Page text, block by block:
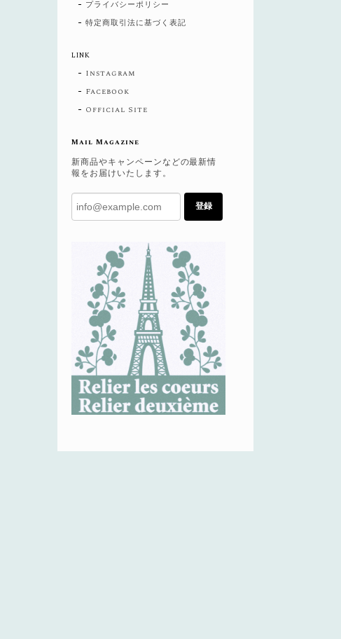
プライバシーポリシー
特定商取引法に基づく表記
LINK
Instagram
Facebook
Official Site
Mail Magazine
新商品やキャンペーンなどの最新情
報をお届けいたします。
登録